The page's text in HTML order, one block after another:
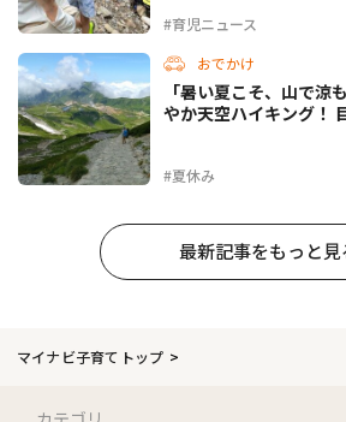
#育児ニュース
おでかけ
#夏休み
「暑い夏こそ、山で涼
やか天空ハイキング！
最新記事をもっと見
マイナビ子育てトップ